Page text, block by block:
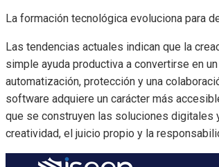
La formación tecnológica evoluciona para
Las tendencias actuales indican que la
simple ayuda productiva a convertirse en
automatización, protección y una
software adquiere un carácter más
que se construyen las soluciones digitales
creatividad, el juicio propio y la